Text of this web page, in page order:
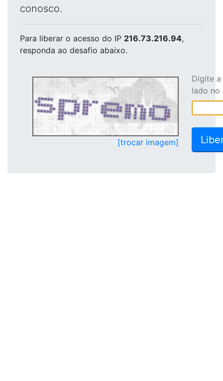
conosco.
Para liberar o acesso do IP 216.73.216.94,
responda ao desafio abaixo.
[trocar imagem]
Digite
lado no